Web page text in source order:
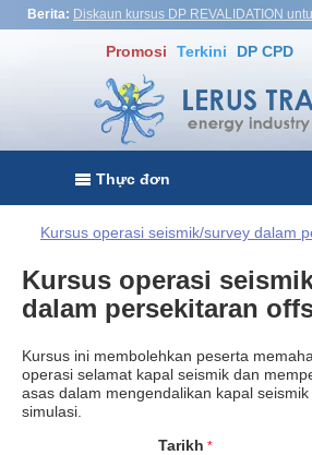
Berita: Diskaun kursus DP REVALIDATION untuk Jun Julai Ogos -
Promosi Terkini DP CPD
Thực đơn
Kursus operasi seismik/survey dalam
Kursus operasi
dalam persekitaran
Kursus ini membolehkan peserta
operasi selamat kapal seismik dan
asas dalam mengendalikan kapal
simulasi.
Tarikh